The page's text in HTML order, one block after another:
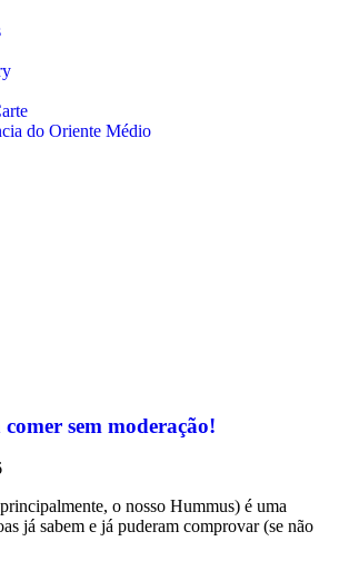
do Oriente Médio
sem moderação!
o nosso Hummus) é uma
já sabem e já puderam comprovar (se não